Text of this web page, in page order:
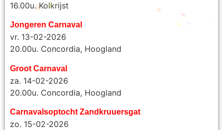
16.00u. Kolkrijst
Jongeren Carnaval
vr. 13-02-2026
20.00u. Concordia, Hoogland
Groot Carnaval
za. 14-02-2026
20.00u. Concordia, Hoogland
Carnavalsoptocht Zandkruuersgat
zo. 15-02-2026